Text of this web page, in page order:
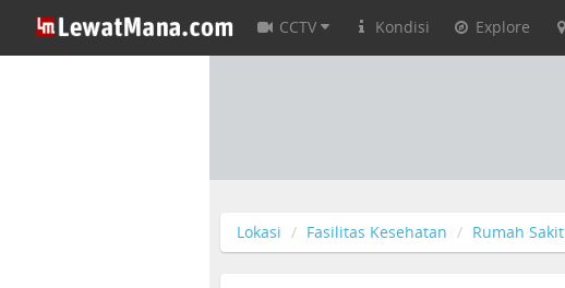
CCTV Kondisi Explore
Lokasi Fasilitas Kesehatan Rumah Sakit